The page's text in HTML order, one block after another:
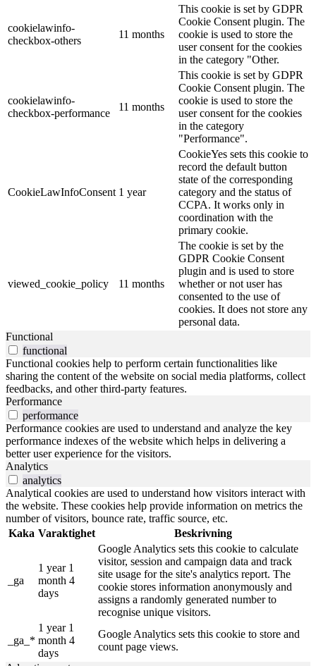
cookielawinfo-
checkbox-others
11 months
This cookie is set by GDPR
Cookie Consent plugin. The
cookie is used to store the
user consent for the cookies
in the category "Other.
cookielawinfo-
checkbox-performance
11 months
This cookie is set by GDPR
Cookie Consent plugin. The
cookie is used to store the
user consent for the cookies
in the category
"Performance".
CookieLawInfoConsent 1 year
CookieYes sets this cookie to
record the default button
state of the corresponding
category and the status of
CCPA. It works only in
coordination with the
primary cookie.
viewed_cookie_policy 11 months
The cookie is set by the
GDPR Cookie Consent
plugin and is used to store
whether or not user has
consented to the use of
cookies. It does not store any
personal data.
Functional
functional
Functional cookies help to perform certain functionalities like
sharing the content of the website on social media platforms, collect
feedbacks, and other third-party features.
Performance
performance
Performance cookies are used to understand and analyze the key
performance indexes of the website which helps in delivering a
better user experience for the visitors.
Analytics
analytics
Analytical cookies are used to understand how visitors interact with
the website. These cookies help provide information on metrics the
number of visitors, bounce rate, traffic source, etc.
Kaka Varaktighet Beskrivning
_ga
1 year 1
month 4
days
Google Analytics sets this cookie to calculate
visitor, session and campaign data and track
site usage for the site's analytics report. The
cookie stores information anonymously and
assigns a randomly generated number to
recognise unique visitors.
_ga_*
1 year 1
month 4
days
Google Analytics sets this cookie to store and
count page views.